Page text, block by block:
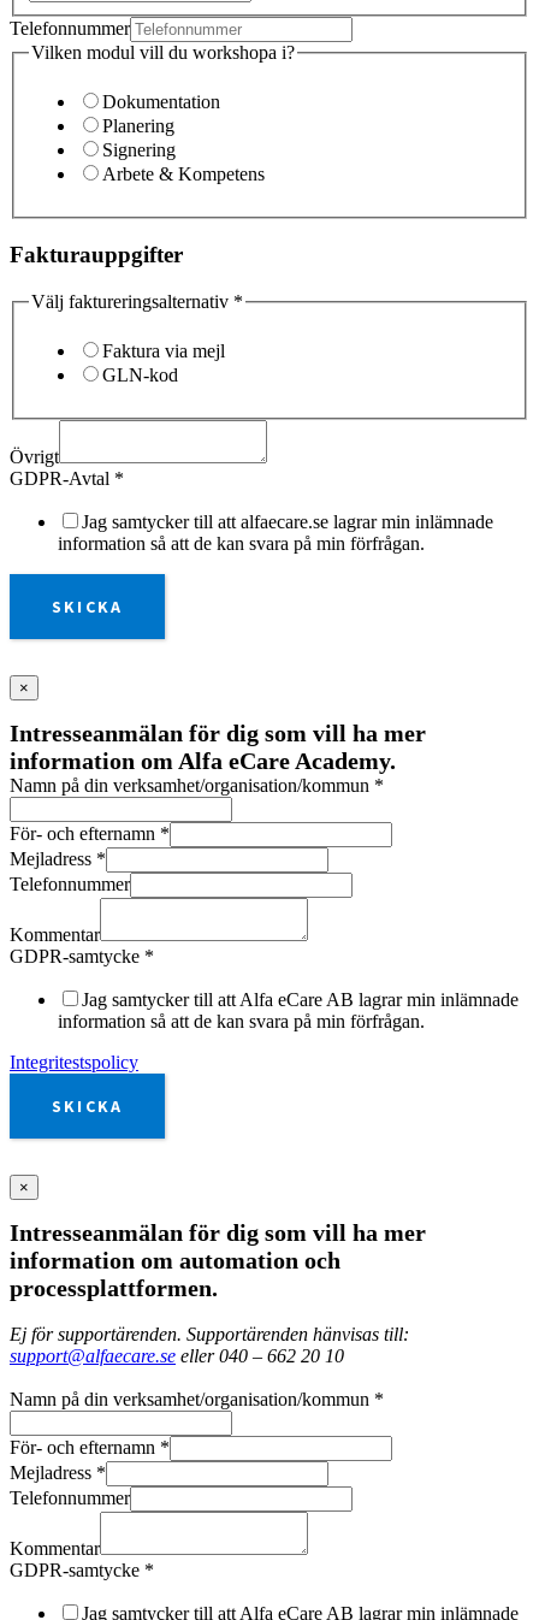
Telefonnummer
Vilken modul vill du workshopa i?
Dokumentation
Planering
Signering
Arbete & Kompetens
Fakturauppgifter
Välj faktureringsalternativ *
Faktura via mejl
GLN-kod
Övrigt
GDPR-Avtal *
Jag samtycker till att alfaecare.se lagrar min inlämnade
information så att de kan svara på min förfrågan.
SKICKA
×
Intresseanmälan för dig som vill ha mer
information om Alfa eCare Academy.
Namn på din verksamhet/organisation/kommun *
För- och efternamn *
Mejladress *
Telefonnummer
Kommentar
GDPR-samtycke *
Jag samtycker till att Alfa eCare AB lagrar min inlämnade
information så att de kan svara på min förfrågan.
Integritestspolicy
SKICKA
×
Intresseanmälan för dig som vill ha mer
information om automation och
processplattformen.
Ej för supportärenden. Supportärenden hänvisas till:
support@alfaecare.se eller 040 – 662 20 10
Namn på din verksamhet/organisation/kommun *
För- och efternamn *
Mejladress *
Telefonnummer
Kommentar
GDPR-samtycke *
Jag samtycker till att Alfa eCare AB lagrar min inlämnade